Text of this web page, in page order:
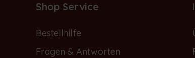
Shop Service
Bestellhilfe
Fragen & Antworten